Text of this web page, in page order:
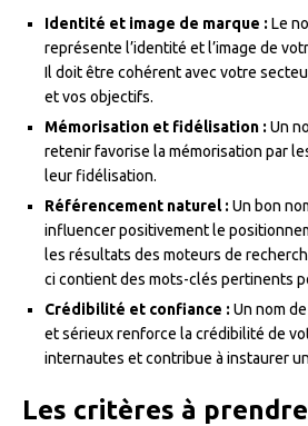
Identité et image de marque : Le
représente l’identité et l’image de
Il doit être cohérent avec votre
et vos objectifs.
Mémorisation et fidélisation : Un
retenir favorise la mémorisation par
leur fidélisation.
Référencement naturel : Un bon
influencer positivement le
les résultats des moteurs de
ci contient des mots-clés pertinents
Crédibilité et confiance : Un nom
et sérieux renforce la crédibilité de
internautes et contribue à instaurer
Les critères à